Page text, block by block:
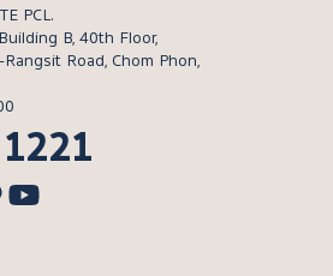
PCL.
B, 40th Floor,
Road, Chom Phon,